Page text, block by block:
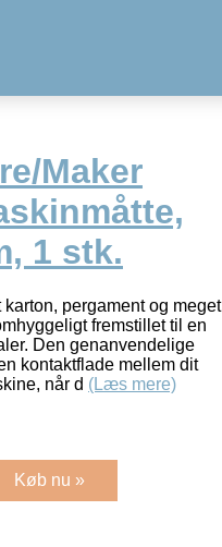
Maker
1 stk.
pergament og meget
fremstillet til en
Den genanvendelige
kontaktflade mellem dit
når d (Læs mere)
Køb nu »